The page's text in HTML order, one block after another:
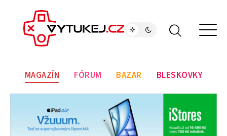
MAGAZÍN FÓRUM BAZAR BLESKOVKY